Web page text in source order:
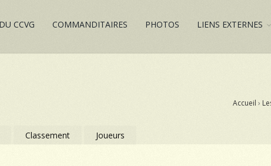
CCVG COMMANDITAIRES PHOTOS LIENS EXTERNES
Accueil ›
Classement Joueurs